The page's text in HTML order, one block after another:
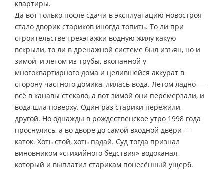
квартиры.
Да вот только после сдачи в эксплуатацию новостроя
стало дворик стариков иногда топить. То ли при
строительстве трёхэтажки водную жилу какую
вскрыли, то ли в дренажной системе был изъян, но и
зимой, и летом из трубы, вкопанной у
многоквартирного дома и целившейся аккурат в
сторону частного домика, лилась вода. Летом ладно —
всё в канавы стекало, а вот зимой они перемерзали, и
вода шла поверху. Один раз старики пережили,
другой. Но однажды в рождественское утро 1998 года
проснулись, а во дворе до самой входной двери —
каток. Хоть стой, хоть падай. Суд тогда признал
виновником «стихийного бедствия» водоканал,
который и выплатил старикам понесённый ущерб.